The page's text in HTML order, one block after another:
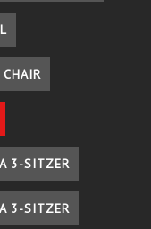
CHAIR
3-SITZER
3-SITZER